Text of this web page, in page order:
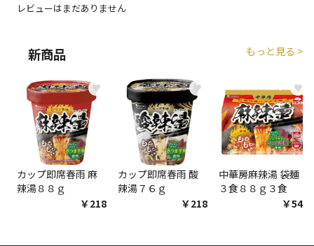
商品購入個数ごとに送料がかかる商品です
レビューはまだありません
新商品 もっと見る >
♥
カップ即席春雨 麻
辣湯８８ｇ
￥218
♥
カップ即席春雨 酸
辣湯７６ｇ
￥218
♥
中華房麻辣湯 袋麺
３食８８ｇ３食
￥548